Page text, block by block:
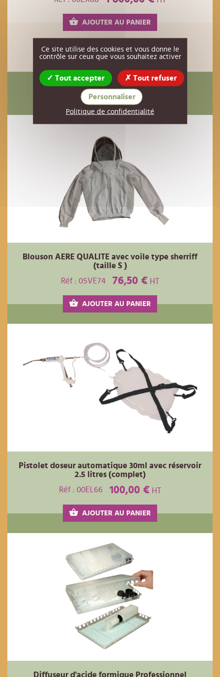
AJOUTER AU PANIER
Ils ont également acheté
Blouson AERE QUALITE avec voile type sherriff
(taille S )
Réf : 05VE74
76,50 € HT
AJOUTER AU PANIER
Pistolet doseur automatique 30ml avec réservoir
2.5 litres (complet)
Réf : 00EL66
100,00 € HT
AJOUTER AU PANIER
Diffuseur d'acide formique Professionnel
Ce site utilise des cookies et vous donne le
contrôle sur ceux que vous souhaitez activer
Tout accepter Tout refuser
Personnaliser
Politique de confidentialité